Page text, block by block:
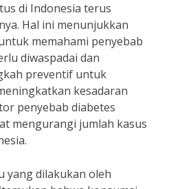
di Indonesia terus
Hal ini menunjukkan
memahami penyebab
diwaspadai dan
preventif untuk
kesadaran
penyebab diabetes
mengurangi jumlah kasus
yang dilakukan oleh